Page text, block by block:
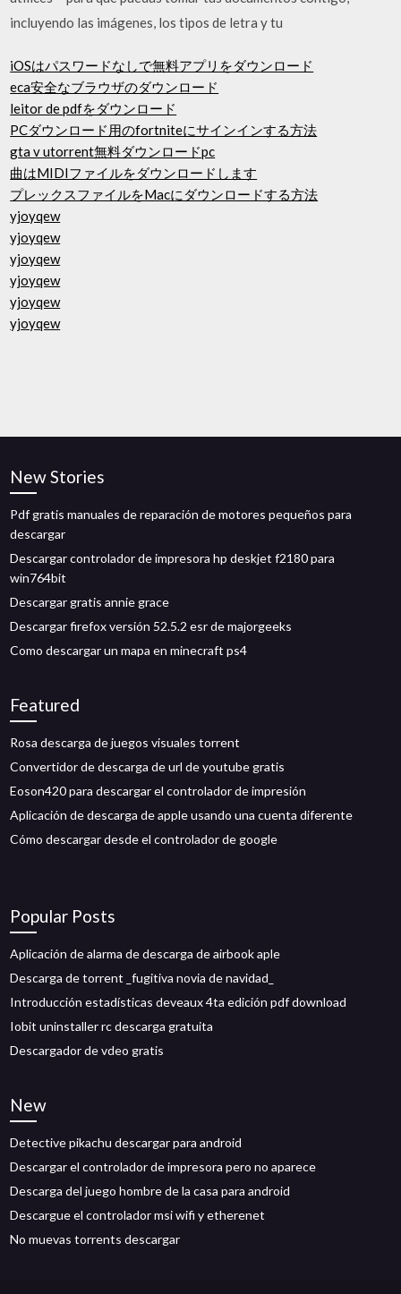
incluyendo las imágenes, los tipos de letra y tu
iOSはパスワードなしで無料アプリをダウンロード
eca安全なブラウザのダウンロード
leitor de pdfをダウンロード
PCダウンロード用のfortniteにサインインする方法
gta v utorrent無料ダウンロードpc
曲はMIDIファイルをダウンロードします
プレックスファイルをMacにダウンロードする方法
yjoyqew
yjoyqew
yjoyqew
yjoyqew
yjoyqew
yjoyqew
New Stories
Pdf gratis manuales de reparación de motores pequeños para
descargar
Descargar controlador de impresora hp deskjet f2180 para
win764bit
Descargar gratis annie grace
Descargar firefox versión 52.5.2 esr de majorgeeks
Como descargar un mapa en minecraft ps4
Featured
Rosa descarga de juegos visuales torrent
Convertidor de descarga de url de youtube gratis
Eoson420 para descargar el controlador de impresión
Aplicación de descarga de apple usando una cuenta diferente
Cómo descargar desde el controlador de google
Popular Posts
Aplicación de alarma de descarga de airbook aple
Descarga de torrent _fugitiva novia de navidad_
Introducción estadísticas deveaux 4ta edición pdf download
Iobit uninstaller rc descarga gratuita
Descargador de vdeo gratis
New
Detective pikachu descargar para android
Descargar el controlador de impresora pero no aparece
Descarga del juego hombre de la casa para android
Descargue el controlador msi wifi y etherenet
No muevas torrents descargar